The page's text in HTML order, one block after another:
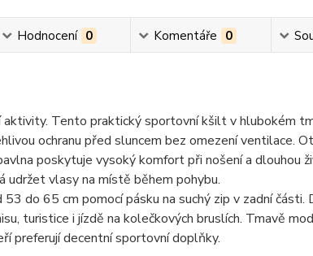
Hodnocení 0 Komentáře 0
aktivity. Tento praktický sportovní kšilt v hlubokém
ochranu před sluncem bez omezení ventilace.
poskytuje vysoký komfort při nošení a dlouhou
vlasy na místě během pohybu.
do 65 cm pomocí pásku na suchý zip v zadní části.
turistice i jízdě na kolečkových bruslích. Tmavě
preferují decentní sportovní doplňky.